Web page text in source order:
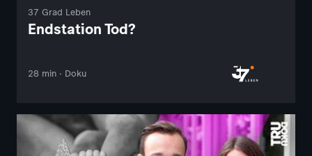
37 Grad Leben
Endstation Tod?
28 min · Doku